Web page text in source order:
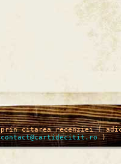
prin citarea recenziei (
contact@cartidecitit.ro)